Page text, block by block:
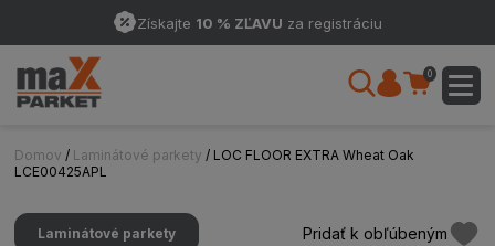
Získajte 10 % ZĽAVU za registráciu
0
Domov / Laminátové parkety / LOC FLOOR EXTRA Wheat Oak
LCE00425APL
Laminátové parkety Pridať k obľúbeným